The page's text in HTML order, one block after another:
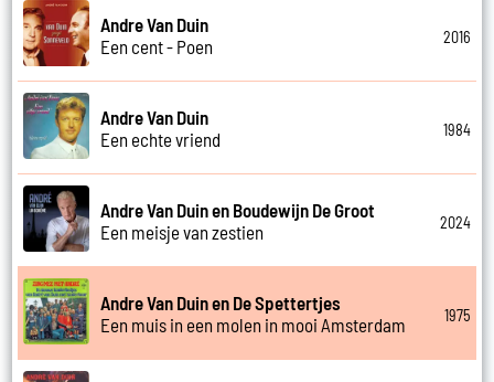
Andre Van Duin
Een cent - Poen
2016
Andre Van Duin
Een echte vriend
1984
Andre Van Duin en Boudewijn De Groot
Een meisje van zestien
2024
Andre Van Duin en De Spettertjes
Een muis in een molen in mooi Amsterdam
1975